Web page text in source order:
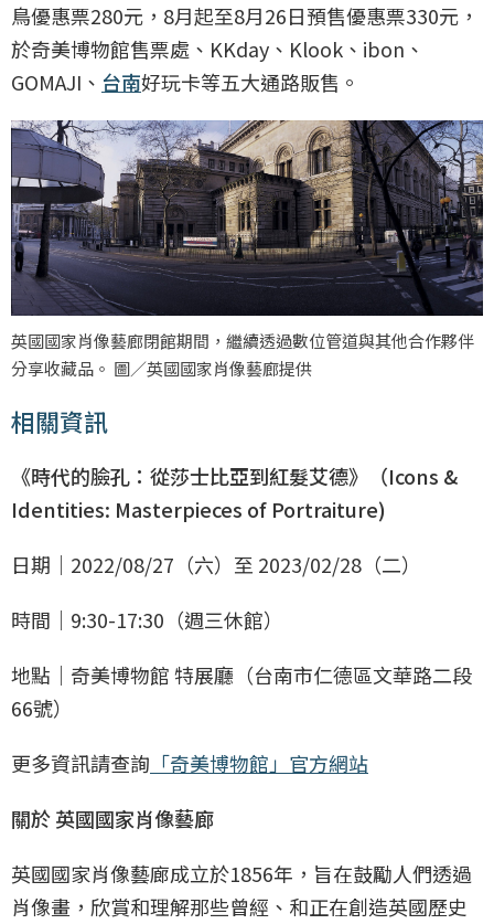
鳥優惠票280元，8月起至8月26日預售優惠票330元，
於奇美博物館售票處、KKday、Klook、ibon、
GOMAJI、 台南好玩卡等五大通路販售。
英國國家肖像藝廊閉館期間，繼續透過數位管道與其他合作夥伴
分享收藏品。 圖／英國國家肖像藝廊提供
相關資訊
《時代的臉孔：從莎士比亞到紅髮艾德》（Icons &
Identities: Masterpieces of Portraiture)
日期｜2022/08/27（六）至 2023/02/28（二）
時間｜9:30-17:30（週三休館）
地點｜奇美博物館 特展廳（台南市仁德區文華路二段
66號）
更多資訊請查詢 「奇美博物館」官方網站
關於 英國國家肖像藝廊
英國國家肖像藝廊成立於1856年，旨在鼓勵人們透過
肖像畫，欣賞和理解那些曾經、和正在創造英國歷史